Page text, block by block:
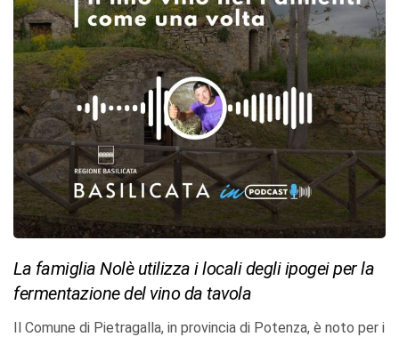
La famiglia Nolè utilizza i locali degli ipogei per la
fermentazione del vino da tavola
Il Comune di Pietragalla, in provincia di Potenza, è noto per i